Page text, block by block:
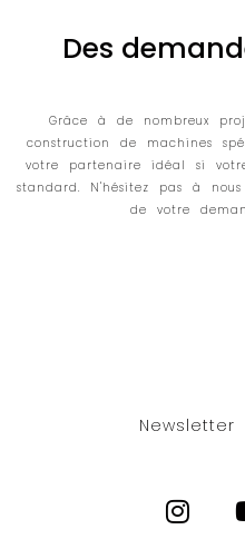
Des
Grâce à de nombreux
construction de machines
votre partenaire idéal si
standard. N'hésitez pas à
de votre